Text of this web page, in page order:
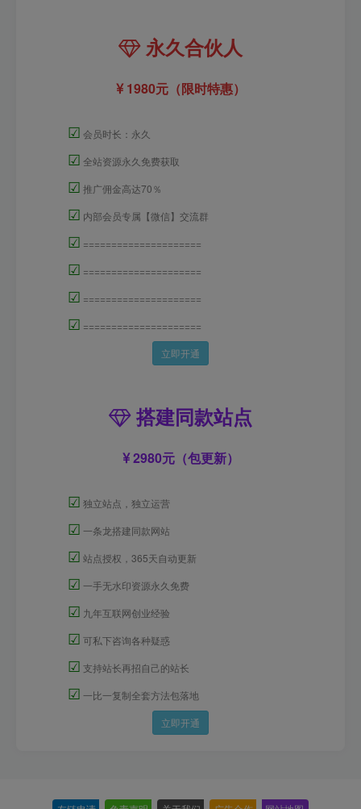
永久合伙人
1980元（限时特惠）
☑ 会员时长：永久
☑ 全站资源永久免费获取
☑ 推广佣金高达70％
☑ 内部会员专属【微信】交流群
☑ =====================
☑ =====================
☑ =====================
☑ =====================
立即开通
搭建同款站点
2980元（包更新）
☑ 独立站点，独立运营
☑ 一条龙搭建同款网站
☑ 站点授权，365天自动更新
☑ 一手无水印资源永久免费
☑ 九年互联网创业经验
☑ 可私下咨询各种疑惑
☑ 支持站长再招自己的站长
☑ 一比一复制全套方法包落地
立即开通